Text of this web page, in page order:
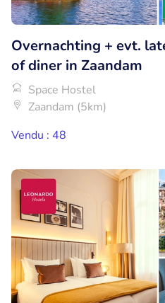
Overnachting + evt.
of diner in Zaandam
Space Hostel
Zaandam (5km)
Vendu : 48